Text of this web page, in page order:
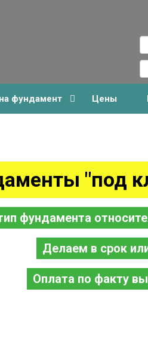
фундамент Цены
"под
фундамента
Делаем в срок
Оплата по факту